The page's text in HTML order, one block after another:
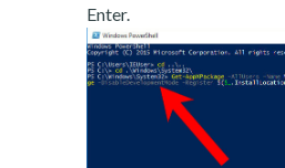
Enter.